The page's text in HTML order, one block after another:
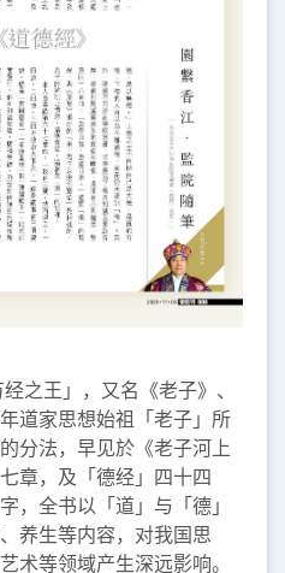
之王」，又名《老子》、
道家思想始祖「老子」所
分法，早见於《老子河上
章，及「德经」四十四
，全书以「道」与「德」
养生等内容，对我国思
术等领域产生深远影响。